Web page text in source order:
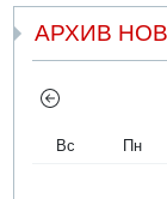
АРХИВ
Вс Пн